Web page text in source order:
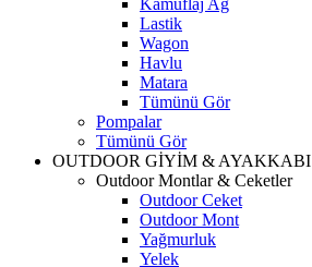
Kamuflaj Ağ
Lastik
Wagon
Havlu
Matara
Tümünü Gör
Pompalar
Tümünü Gör
OUTDOOR GİYİM & AYAKKABI
Outdoor Montlar & Ceketler
Outdoor Ceket
Outdoor Mont
Yağmurluk
Yelek